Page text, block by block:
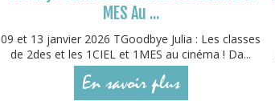
MES Au ...
09 et 13 janvier 2026 TGoodbye Julia : Les classes
de 2des et les 1CIEL et 1MES au cinéma ! Da...
En savoir plus